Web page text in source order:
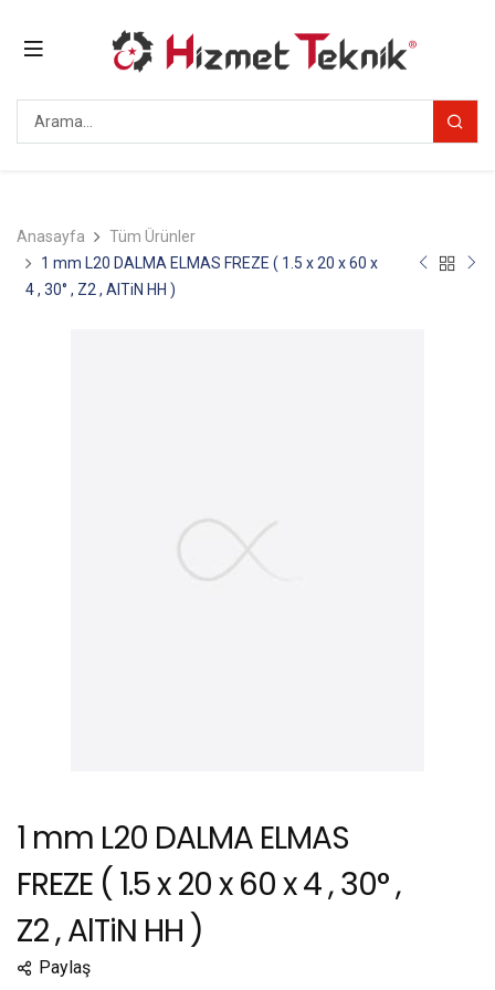
Anasayfa
Tüm Ürünler
1 mm L20 DALMA ELMAS FREZE ( 1.5 x 20 x 60 x
4 , 30° , Z2 , AlTiN HH )
1 mm L20 DALMA ELMAS
FREZE ( 1.5 x 20 x 60 x 4 , 30° ,
Z2 , AlTiN HH )
Paylaş